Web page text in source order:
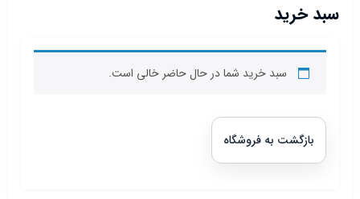
سبد خرید
سبد خرید شما در حال حاضر خالی است.
بازگشت به فروشگاه